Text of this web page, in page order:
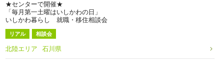
★センターで開催★
「毎月第一土曜はいしかわの日」
いしかわ暮らし 就職・移住相談会
リアル 相談会
北陸エリア 石川県